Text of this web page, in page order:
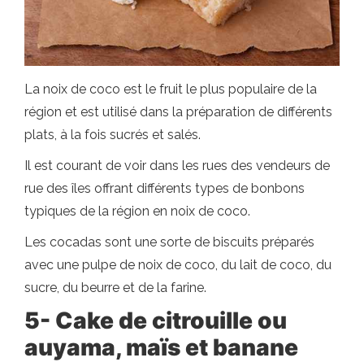
La noix de coco est le fruit le plus populaire de la
région et est utilisé dans la préparation de différents
plats, à la fois sucrés et salés.
Il est courant de voir dans les rues des vendeurs de
rue des îles offrant différents types de bonbons
typiques de la région en noix de coco.
Les cocadas sont une sorte de biscuits préparés
avec une pulpe de noix de coco, du lait de coco, du
sucre, du beurre et de la farine.
5- Cake de citrouille ou
auyama, maïs et banane